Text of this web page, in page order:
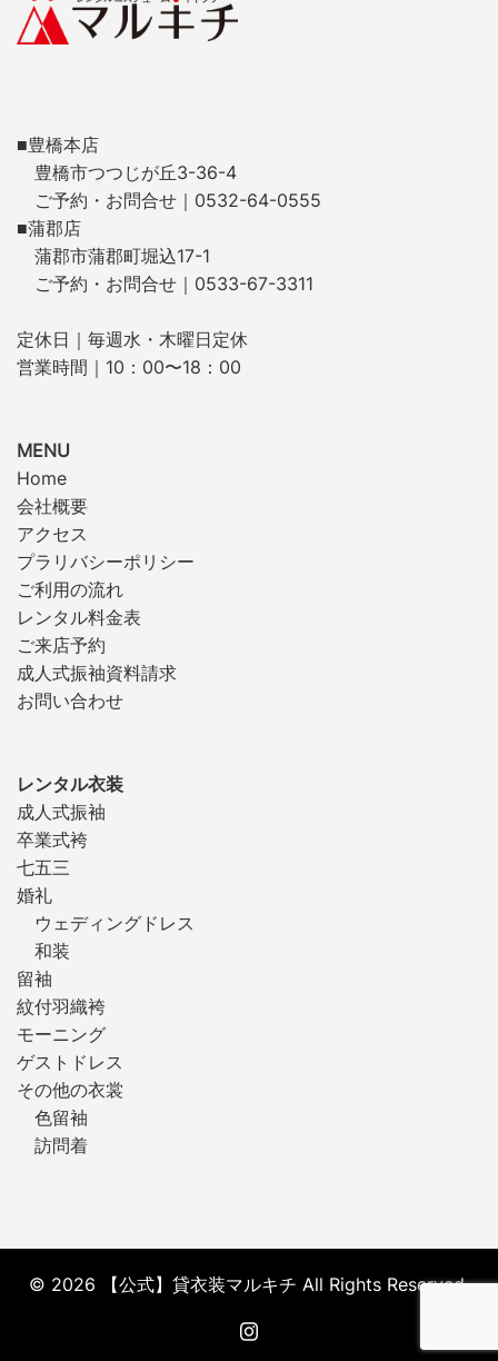
■豊橋本店
豊橋市つつじが丘3-36-4
ご予約・お問合せ｜0532-64-0555
■蒲郡店
蒲郡市蒲郡町堀込17-1
ご予約・お問合せ｜0533-67-3311
定休日｜毎週水・木曜日定休
営業時間｜10：00〜18：00
MENU
Home
会社概要
アクセス
プラリバシーポリシー
ご利用の流れ
レンタル料金表
ご来店予約
成人式振袖資料請求
お問い合わせ
レンタル衣装
成人式振袖
卒業式袴
七五三
婚礼
ウェディングドレス
和装
留袖
紋付羽織袴
モーニング
ゲストドレス
その他の衣裳
色留袖
訪問着
© 2026 【公式】貸衣装マルキチ All Rights Reserved.